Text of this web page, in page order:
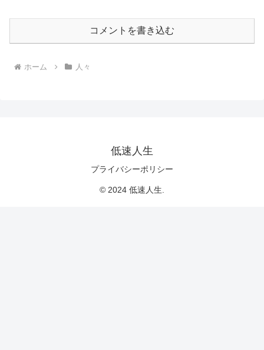
コメントを書き込む
ホーム 人々
低速人生
プライバシーポリシー
© 2024 低速人生.